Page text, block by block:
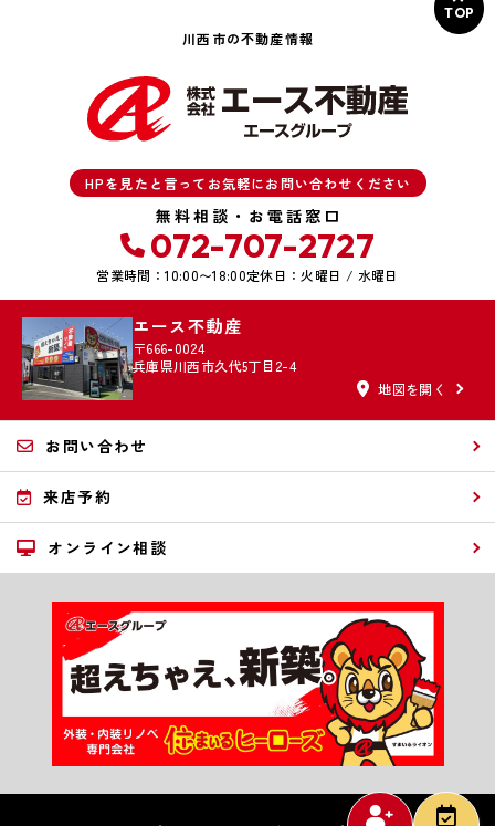
TOP
川西市の不動産情報
HPを見たと言ってお気軽にお問い合わせください
無料相談・お電話窓口
072-707-2727
営業時間：10:00〜18:00定休日：火曜日 / 水曜日
エース不動産
〒666-0024
兵庫県川西市久代5丁目2-4
地図を開く
お問い合わせ
来店予約
オンライン相談